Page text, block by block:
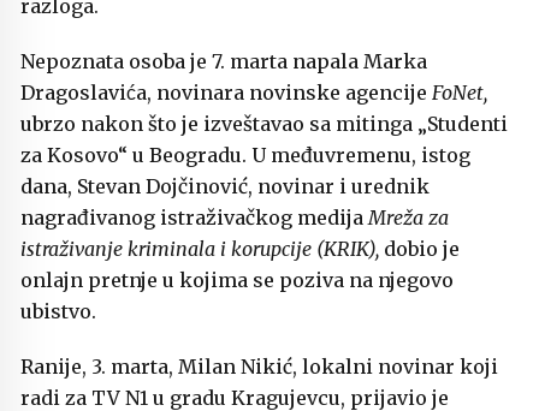
razloga.
Nepoznata osoba je 7. marta napala Marka
Dragoslavića, novinara novinske agencije FoNet,
ubrzo nakon što je izveštavao sa mitinga „Studenti
za Kosovo“ u Beogradu. U međuvremenu, istog
dana, Stevan Dojčinović, novinar i urednik
nagrađivanog istraživačkog medija Mreža za
istraživanje kriminala i korupcije (KRIK), dobio je
onlajn pretnje u kojima se poziva na njegovo
ubistvo.
Ranije, 3. marta, Milan Nikić, lokalni novinar koji
radi za TV N1 u gradu Kragujevcu, prijavio je